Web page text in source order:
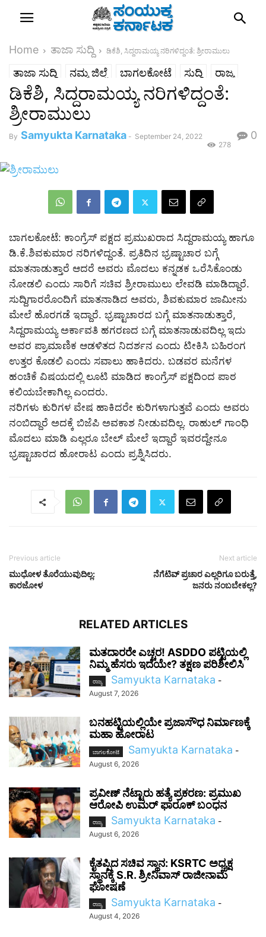
Home ತಾಜಾ ಸುದ್ದಿ ಡಿಕೆಶಿ, ಸಿದ್ದರಾಮಯ್ಯ ನರಿಗಳಿದ್ದಂತೆ: ಶ್ರೀರಾಮುಲು
ತಾಜಾ ಸುದ್ದಿ ನಮ್ಮ ಜಿಲ್ಲೆ ಬಾಗಲಕೋಟೆ ಸುದ್ದಿ ರಾಜ್ಯ
ಡಿಕೆಶಿ, ಸಿದ್ದರಾಮಯ್ಯ ನರಿಗಳಿದ್ದಂತೆ:
ಶ್ರೀರಾಮುಲು
By Samyukta Karnataka - September 24, 2022 0
278
ಬಾಗಲಕೋಟೆ: ಕಾಂಗ್ರೆಸ್ ಪಕ್ಷದ ಪ್ರಮುಖರಾದ ಸಿದ್ದರಾಮಯ್ಯ ಹಾಗೂ
ಡಿ.ಕೆ.ಶಿವಕುಮಾರ ನರಿಗಳಿದ್ದಂತೆ. ಪ್ರತಿದಿನ ಭ್ರಷ್ಟಾಚಾರ ಬಗ್ಗೆ
ಮಾತನಾಡುತ್ತಾರೆ ಆದರೆ ಅವರು ಮೊದಲು ಕನ್ನಡಕ ಒರೆಸಿಕೊಂಡು
ನೋಡಲಿ ಎಂದು ಸಾರಿಗೆ ಸಚಿವ ಶ್ರೀರಾಮುಲು ಲೇವಡಿ ಮಾಡಿದ್ದಾರೆ.
ಸುದ್ದಿಗಾರರೊಂದಿಗೆ ಮಾತನಾಡಿದ ಅವರು, ಶಿವಕುಮಾರ ಜಾಮೀನು
ಮೇಲೆ ಹೊರಗಡೆ ಇದ್ದಾರೆ. ಭ್ರಷ್ಟಾಚಾರದ ಬಗ್ಗೆ ಮಾತನಾಡುತ್ತಾರೆ,
ಸಿದ್ದರಾಮಯ್ಯ ಅರ್ಕಾವತಿ ಹಗರಣದ ಬಗ್ಗೆ ಮಾತನಾಡುವದಿಲ್ಲ ಇದು
ಅವರ ಪ್ರಾಮಾಣಿಕ ಆಡಳಿತದ ನಿದರ್ಶನ ಎಂದು ಟೀಕಿಸಿ ಬಹಿರಂಗ
ಉತ್ತರ ಕೊಡಲಿ ಎಂದು ಸವಾಲು ಹಾಕಿದರು. ಬಡವರ ಮನೆಗಳ
ಹಂಚಿಕೆ ವಿಷಯದಲ್ಲಿ ಲೂಟಿ ಮಾಡಿದ ಕಾಂಗ್ರೆಸ್ ಪಕ್ಷದಿಂದ ಪಾಠ
ಕಲಿಯಬೇಕಾಗಿಲ್ಲ ಎಂದರು.
ನರಿಗಳು ಕುರಿಗಳ ವೇಷ ಹಾಕಿದರೇ ಕುರಿಗಳಾಗುತ್ತವೆ ಎಂದು ಅವರು
ನಂಬಿದ್ದಾರೆ ಅದಕ್ಕೆ ಬಿಜೆಪಿ ಅವಕಾಶ ನೀಡುವದಿಲ್ಲ. ರಾಹುಲ್ ಗಾಂಧಿ
ಮೊದಲು ಮಾಡಿ ಎಲ್ಲರೂ ಬೇಲ್ ಮೇಲೆ ಇದ್ದಾರೆ ಇವರದ್ದೇನೂ
ಭ್ರಷ್ಟಾಚಾರದ ಹೋರಾಟ ಎಂದು ಪ್ರಶ್ನಿಸಿದರು.
Previous article
ಮುಧೋಳ ತೊರೆಯುವುದಿಲ್ಲ:
ಕಾರಜೋಳ
Next article
ನೆಗೆಟಿವ್ ಪ್ರಚಾರ ಎಲ್ಲರಿಗೂ ಬರುತ್ತೆ,
ಜನರು ನಂಬಬೇಕಲ್ಲ?
RELATED ARTICLES
ಮತದಾರರೇ ಎಚ್ಚರ! ASDDO ಪಟ್ಟಿಯಲ್ಲಿ
ನಿಮ್ಮ ಹೆಸರು ಇದೆಯೇ? ತಕ್ಷಣ ಪರಿಶೀಲಿಸಿ
ರಾಜ್ಯ Samyukta Karnataka -
August 7, 2026
ಬನಹಟ್ಟಿಯಲ್ಲಿಯೇ ಪ್ರಜಾಸೌಧ ನಿರ್ಮಾಣಕ್ಕೆ
ಮಹಾ ಹೋರಾಟ
ಬಾಗಲಕೋಟೆ Samyukta Karnataka -
August 6, 2026
ಪ್ರವೀಣ್ ನೆಟ್ಟಾರು ಹತ್ಯೆ ಪ್ರಕರಣ: ಪ್ರಮುಖ
ಆರೋಪಿ ಉಮರ್ ಫಾರೂಕ್ ಬಂಧನ
ರಾಜ್ಯ Samyukta Karnataka -
August 6, 2026
ಕೈತಪ್ಪಿದ ಸಚಿವ ಸ್ಥಾನ: KSRTC ಅಧ್ಯಕ್ಷ
ಸ್ಥಾನಕ್ಕೆ S.R. ಶ್ರೀನಿವಾಸ್ ರಾಜೀನಾಮೆ
ಘೋಷಣೆ
ರಾಜ್ಯ Samyukta Karnataka -
August 4, 2026